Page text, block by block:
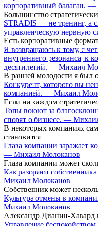
корпоративный балаган.
Большинство
STRADIS — не тренинг, а
управленческую нервную
Есть корпоративные
Я возвращаюсь к тому, с
внутреннего резонанса, к
десятилетий. — Михаил
В ранней молодости я был
Конкурент, которого вы
компанией. — Михаил
Если на каждом
Топы воюют за
спорят о бизнесе. —
В некоторых компаниях
становится
Глава компании заражает
— Михаил Молоканов
Глава компании может
Как разоряют
Михаил Молоканов
Собственник может
Культура отмены в
Михаил Молоканов
Александр Дианин-Хавард
Управление